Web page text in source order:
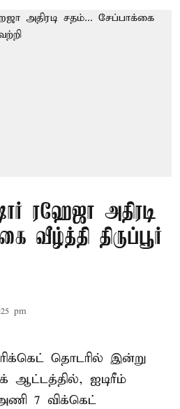
ரஹேஜா அதிரடி
வீழ்த்தி திருப்பூர்
pm
தொடரில் இன்று
ஆட்டத்தில், ஐடிரீம்
7 விக்கெட்